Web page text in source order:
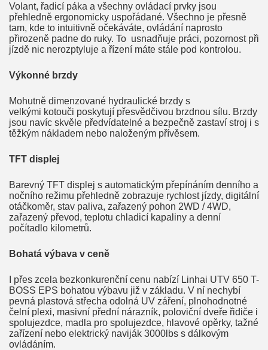
Volant, řadicí páka a všechny ovládací prvky jsou
přehledně ergonomicky uspořádané. Všechno je přesně
tam, kde to intuitivně očekáváte, ovládání naprosto
přirozeně padne do ruky. To usnadňuje práci, pozornost při
jízdě nic nerozptyluje a řízení máte stále pod kontrolou.
Výkonné brzdy
Mohutně dimenzované hydraulické brzdy s
velkými kotouči poskytují přesvědčivou brzdnou sílu. Brzdy
jsou navíc skvěle předvídatelné a bezpečně zastaví stroj i s
těžkým nákladem nebo naloženým přívěsem.
TFT displej
Barevný TFT displej s automatickým přepínáním denního a
nočního režimu přehledně zobrazuje rychlost jízdy, digitální
otáčkoměr, stav paliva, zařazený pohon 2WD / 4WD,
zařazený převod, teplotu chladicí kapaliny a denní
počítadlo kilometrů.
Bohatá výbava v ceně
I přes zcela bezkonkurenční cenu nabízí Linhai UTV 650 T-
BOSS EPS bohatou výbavu již v základu. V ní nechybí
pevná plastová střecha odolná UV záření, plnohodnotné
čelní plexi, masivní přední nárazník, poloviční dveře řidiče i
spolujezdce, madla pro spolujezdce, hlavové opěrky, tažné
zařízení nebo elektrický naviják 3000lbs s dálkovým
ovládáním.